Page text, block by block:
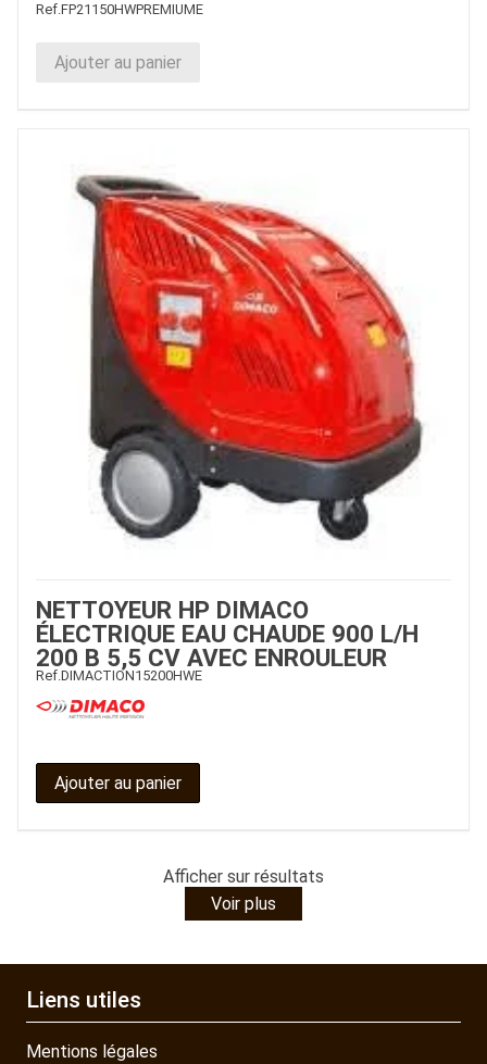
Ref. FP21150HWPREMIUME
Ajouter au panier
NETTOYEUR HP DIMACO
ÉLECTRIQUE EAU CHAUDE 900 L/H
200 B 5,5 CV AVEC ENROULEUR
Ref. DIMACTION15200HWE
Ajouter au panier
Afficher sur résultats
Voir plus
Liens utiles
Mentions légales